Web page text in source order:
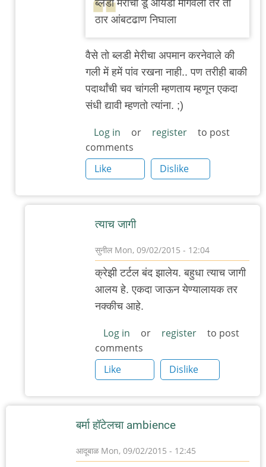
बँग्कॉक
स्ट्रीट
by
सुनील
ब्लडी मेरीचा डू आयडी मागवला तर तो
ठार आंबटढाण निघाला
वैसे तो ब्लडी मेरीचा अपमान करनेवाले की
गली में हमें पांव रखना नाही.. पण तरीही बाकी
पदार्थांची चव चांगली म्हणताय म्हणून एकदा
संधी द्यावी म्हणतो त्यांना. ;)
Log in or register
to post
comments
Like
Dislike
त्याच जागी
सुनील Mon, 09/02/2015 - 12:04
In
reply
आहे
हो
हे?
क्रेझी
by
क्रेझी टर्टल बंद झालेय. बहुधा त्याच जागी
आलय हे. एकदा जाऊन येण्यालायक तर
नक्कीच आहे.
Log in or register
to post
comments
Like
Dislike
बर्मा हॉटेलचा ambience
आदूबाळMon, 09/02/2015 - 12:45